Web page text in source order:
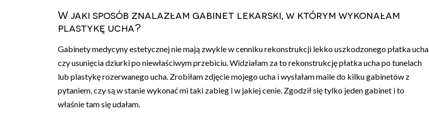
W jaki sposób znalazłam gabinet lekarski, w którym wykonałam
plastykę ucha?
Gabinety medycyny estetycznej nie mają zwykle w cenniku rekonstrukcji lekko uszkodzonego płatka ucha
czy usunięcia dziurki po niewłaściwym przebiciu. Widziałam za to rekonstrukcję płatka ucha po tunelach
lub plastykę rozerwanego ucha. Zrobiłam zdjęcie mojego ucha i wysłałam maile do kilku gabinetów z
pytaniem, czy są w stanie wykonać mi taki zabieg i w jakiej cenie. Zgodził się tylko jeden gabinet i to
właśnie tam się udałam.